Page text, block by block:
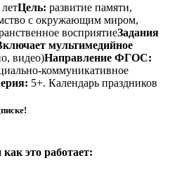
Цель: развитие памяти,
с окружающим миром,
восприятиеЗадания
мультимедийное
видео)Направление ФГОС:
коммуникативное
5+. Календарь праздников
это работает: